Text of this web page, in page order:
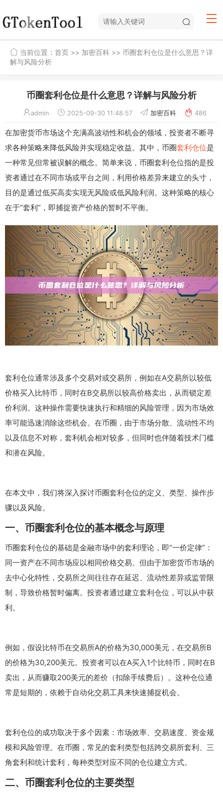
当前位置： 首页 >> 加密百科 >> 币圈套利仓位是什么意思？详
解与风险分析
币圈套利仓位是什么意思？详解与风险分析
admin 2025-09-30 11:48:57 加密百科 486
在加密货币市场这个充满高波动性和机会的领域，投资者不断寻
求各种策略来降低风险并实现稳定收益。其中，币圈套利仓位是
一种常见但常被误解的概念。简单来说，币圈套利仓位指的是投
资者通过在不同市场或平台之间，利用价格差异来建立的头寸，
目的是通过低买高卖实现无风险或低风险利润。这种策略的核心
在于“套利”，即捕捉资产价格的暂时不平衡。
套利仓位通常涉及多个交易对或交易所，例如在A交易所以较低
价格买入比特币，同时在B交易所以较高价格卖出，从而锁定差
价利润。这种操作需要快速执行和精细的风险管理，因为市场效
率可能迅速消除这些机会。在币圈，由于市场分散、流动性不均
以及信息不对称，套利机会相对较多，但同时也伴随着技术门槛
和潜在风险。
在本文中，我们将深入探讨币圈套利仓位的定义、类型、操作步
骤以及风险。
一、币圈套利仓位的基本概念与原理
币圈套利仓位的基础是金融市场中的套利理论，即“一价定律”：
同一资产在不同市场应以相同价格交易。但由于加密货币市场的
去中心化特性，交易所之间往往存在延迟、流动性差异或监管限
制，导致价格暂时偏离。投资者通过建立套利仓位，可以从中获
利。
例如，假设比特币在交易所A的价格为30,000美元，在交易所B
的价格为30,200美元。投资者可以在A买入1个比特币，同时在B
卖出，从而赚取200美元的差价（扣除手续费后）。这种仓位通
常是短期的，依赖于自动化交易工具来快速捕捉机会。
套利仓位的成功取决于多个因素：市场效率、交易速度、资金规
模和风险管理。在币圈，常见的套利类型包括跨交易所套利、三
角套利和统计套利，每种类型对应不同的仓位建立方式。
二、币圈套利仓位的主要类型